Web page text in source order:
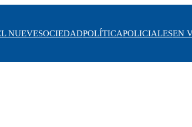
NUEVESOCIEDADPOLÍTICAPOLICIALESEN